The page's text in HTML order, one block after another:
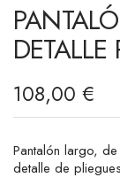
DETALLE
108,00 €
Pantalón largo,
detalle de